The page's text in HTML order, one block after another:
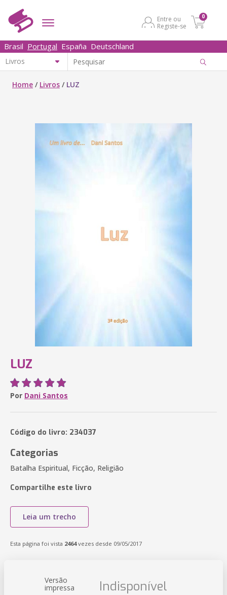
Entre ou
Registe-se
0
Brasil Portugal España Deutschland
Home / Livros / LUZ
LUZ
Por Dani Santos
Código do livro: 234037
Categorias
Batalha Espiritual, Ficção, Religião
Compartilhe este livro
Leia um trecho
Esta página foi vista 2464vezes desde 09/05/2017
Versão
impressa Indisponível